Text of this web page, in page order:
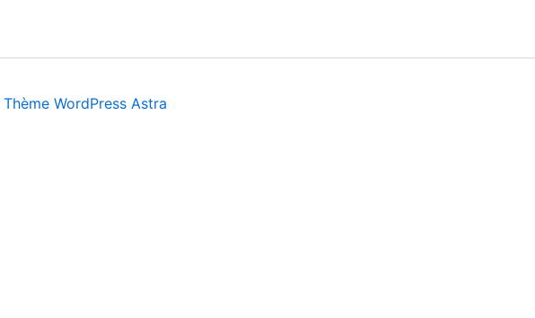
Thème WordPress Astra